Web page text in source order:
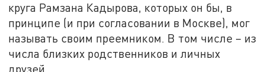
круга Рамзана Кадырова, которых он бы, в
принципе (и при согласовании в Москве), мог
называть своим преемником. В том числе – из
числа близких родственников и личных
друзей.